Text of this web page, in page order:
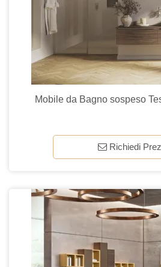
Mobile da Bagno sospeso
Richiedi